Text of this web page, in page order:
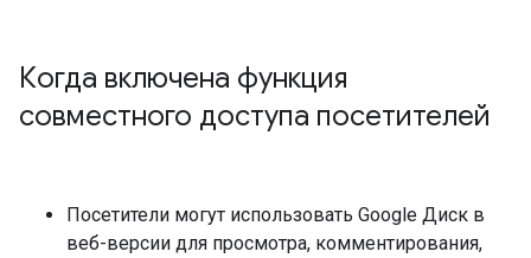
Когда включена функция
совместного доступа посетителей
Посетители могут использовать Google Диск в
веб-версии для просмотра, комментирования,